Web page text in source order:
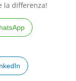
la differenza!